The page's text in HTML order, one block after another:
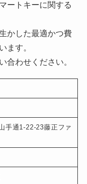
ートキーに関する
かした最適かつ費
ます。
合わせください。
手通1-22-23藤正ファ